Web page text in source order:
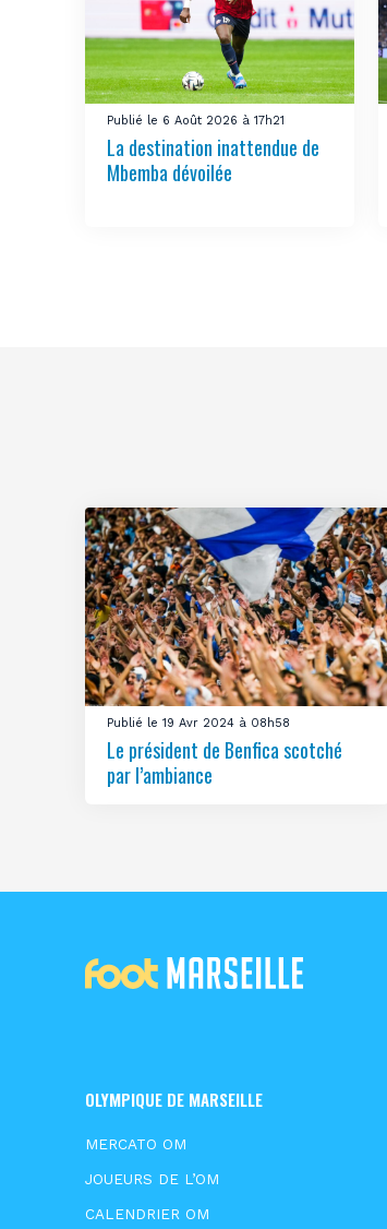
Publié le 6 Août 2026 à 17h21
La destination inattendue de
Mbemba dévoilée
Publié le 19 Avr 2024 à 08h58
Le président de Benfica scotché
par l’ambiance
OLYMPIQUE DE MARSEILLE
MERCATO OM
JOUEURS DE L’OM
CALENDRIER OM